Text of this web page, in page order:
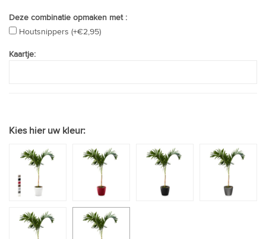
Deze combinatie opmaken met :
Houtsnippers (+€2,95)
Kaartje:
Kies hier uw kleur: